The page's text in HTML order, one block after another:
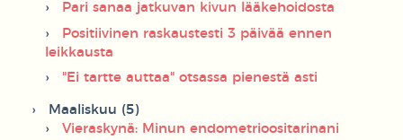
Pari sanaa jatkuvan kivun lääkehoidosta
Positiivinen raskaustesti 3 päivää ennen
leikkausta
"Ei tartte auttaa" otsassa pienestä asti
Maaliskuu (5)
Vieraskynä: Minun endometrioositarinani